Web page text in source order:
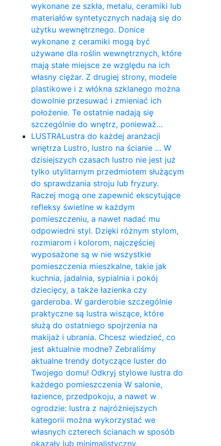
wykonane ze szkła, metalu, ceramiki lub
materiałów syntetycznych nadają się do
użytku wewnętrznego. Donice
wykonane z ceramiki mogą być
używane dla roślin wewnętrznych, które
mają stałe miejsce ze względu na ich
własny ciężar. Z drugiej strony, modele
plastikowe i z włókna szklanego można
dowolnie przesuwać i zmieniać ich
położenie. Te ostatnie nadają się
szczególnie do wnętrz, ponieważ…
LUSTRALustra do każdej aranżacji
wnętrza Lustro, lustro na ścianie … W
dzisiejszych czasach lustro nie jest już
tylko utylitarnym przedmiotem służącym
do sprawdzania stroju lub fryzury.
Raczej mogą one zapewnić ekscytujące
refleksy świetlne w każdym
pomieszczeniu, a nawet nadać mu
odpowiedni styl. Dzięki różnym stylom,
rozmiarom i kolorom, najczęściej
wyposażone są w nie wszystkie
pomieszczenia mieszkalne, takie jak
kuchnia, jadalnia, sypialnia i pokój
dziecięcy, a także łazienka czy
garderoba. W garderobie szczególnie
praktyczne są lustra wiszące, które
służą do ostatniego spojrzenia na
makijaż i ubrania. Chcesz wiedzieć, co
jest aktualnie modne? Zebraliśmy
aktualne trendy dotyczące luster do
Twojego domu! Odkryj stylowe lustra do
każdego pomieszczenia W salonie,
łazience, przedpokoju, a nawet w
ogrodzie: lustra z najróżniejszych
kategorii można wykorzystać we
własnych czterech ścianach w sposób
okazały lub minimalistyczny.